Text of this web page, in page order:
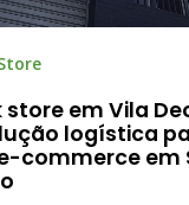
store em Vila
logística
commerce em